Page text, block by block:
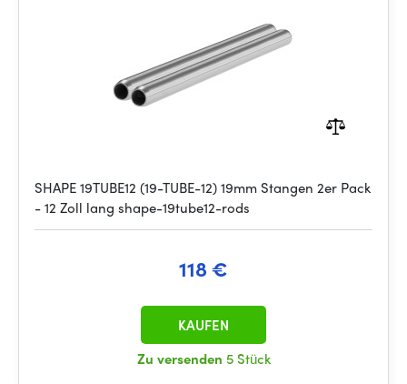
SHAPE 19TUBE12 (19-TUBE-12) 19mm Stangen 2er Pack
- 12 Zoll lang shape-19tube12-rods
118 €
Zu versenden 5 Stück
KAUFEN